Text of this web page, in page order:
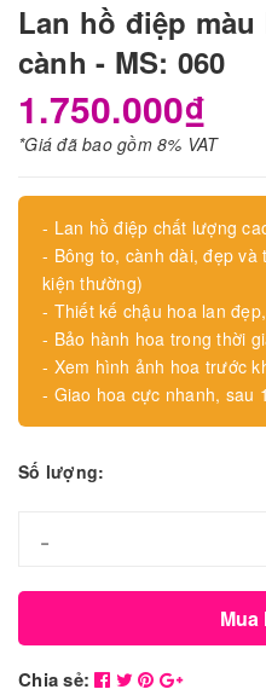
Lan hồ điệp
cành - MS: 060
1.750.000₫
*Giá đã bao gồm 8% VAT
- Lan hồ điệp chất lượng
- Bông to, cành dài, đẹp
kiện thường)
- Thiết kế chậu hoa lan
- Bảo hành hoa trong thời
- Xem hình ảnh hoa trước
- Giao hoa cực nhanh, sau
Số lượng:
-
Mua
Chia sẻ: